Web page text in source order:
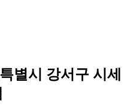
별시 강서구 시세